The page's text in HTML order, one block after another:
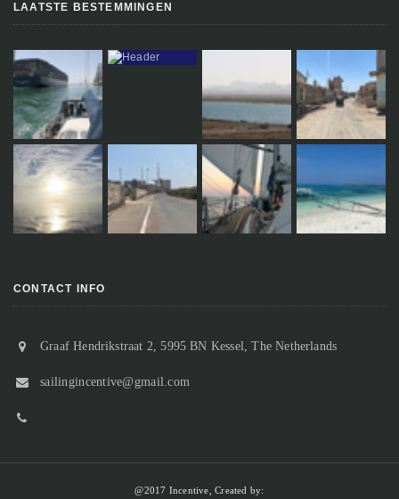
LAATSTE BESTEMMINGEN
CONTACT INFO
Graaf Hendrikstraat 2, 5995 BN Kessel, The Netherlands
sailingincentive@gmail.com
@2017 Incentive, Created by: